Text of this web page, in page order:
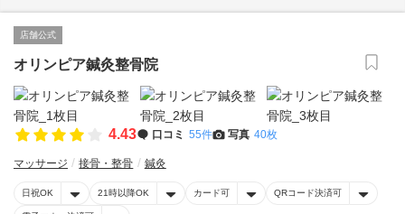
店舗公式
オリンピア鍼灸整骨院
4.43 口コミ 55件 写真 40枚
マッサージ 接骨・整骨 鍼灸
日祝OK 21時以降OK カード可 QRコード決済可